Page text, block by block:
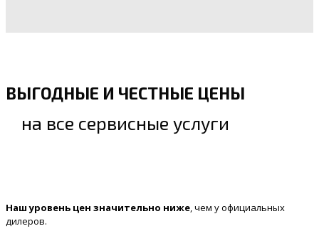
ВЫГОДНЫЕ И ЧЕСТНЫЕ ЦЕНЫ
на все сервисные услуги
Наш уровень цен значительно ниже , чем у официальных
дилеров.